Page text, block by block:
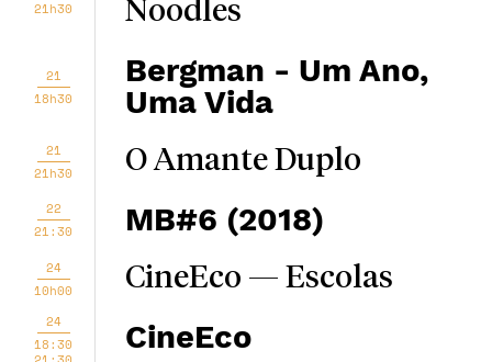
21h30
Noodles
21
18h30
Bergman - Um Ano,
Uma Vida
21
21h30
O Amante Duplo
22
21:30
MB#6 (2018)
24
10h00
CineEco — Escolas
24
18:30
CineEco